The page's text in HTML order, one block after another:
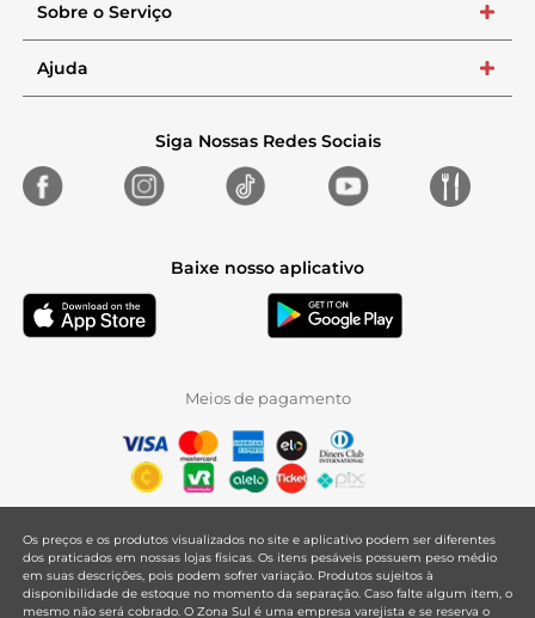
Sobre o Serviço +
Ajuda +
Siga Nossas Redes Sociais
Baixe nosso aplicativo
Meios de pagamento
Os preços e os produtos visualizados no site e aplicativo podem ser diferentes
dos praticados em nossas lojas físicas. Os itens pesáveis possuem peso médio
em suas descrições, pois podem sofrer variação. Produtos sujeitos à
disponibilidade de estoque no momento da separação. Caso falte algum item, o
mesmo não será cobrado. O Zona Sul é uma empresa varejista e se reserva o